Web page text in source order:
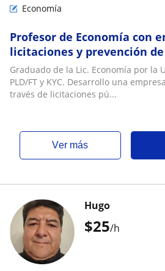
Economía
Profesor de Economía con
licitaciones y prevención
Graduado de la Lic. Economía por la
PLD/FT y KYC. Desarrollo una
través de licitaciones pú...
ver más
$25/h
Hugo